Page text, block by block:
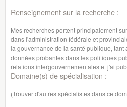
Renseignement sur la recherche :
Mes recherches portent principalement
dans l'administration fédérale et
la gouvernance de la santé publique,
données probantes dans les politiques
relations intergouvernementales et j'ai
Domaine(s) de spécialisation :
(Trouver d'autres spécialistes dans ce